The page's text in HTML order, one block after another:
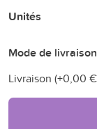
Unités
Mode de livraison
Livraison (+0,00 €